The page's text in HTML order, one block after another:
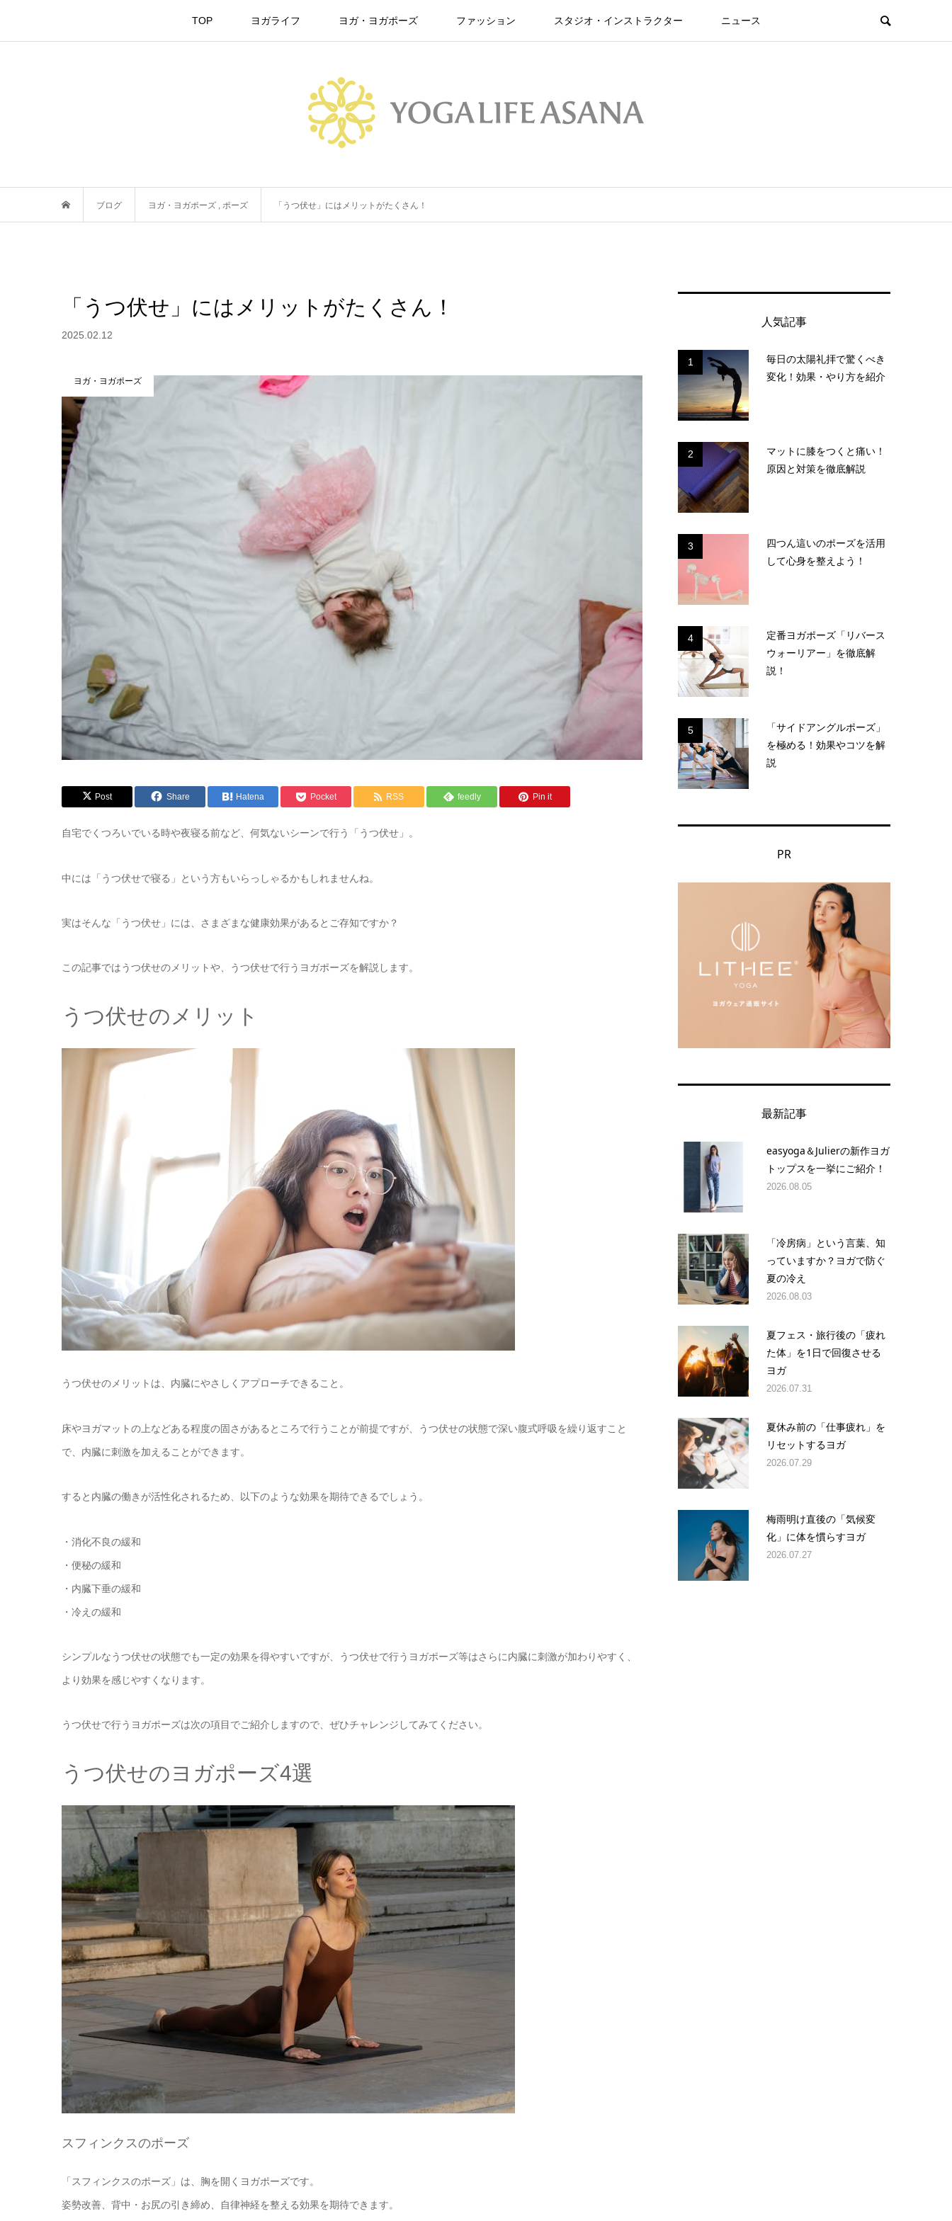
TOP ヨガライフ ヨガ・ヨガポーズ ファッション スタジオ・インストラクター ニュース
ブログ ヨガ・ヨガポーズ , ポーズ 「うつ伏せ」にはメリットがたくさん！
「うつ伏せ」にはメリットがたくさん！
2025.02.12
ヨガ・ヨガポーズ
Post Share Hatena Pocket RSS feedly Pin it
自宅でくつろいでいる時や夜寝る前など、何気ないシーンで行う「うつ伏せ」。
中には「うつ伏せで寝る」という方もいらっしゃるかもしれませんね。
実はそんな「うつ伏せ」には、さまざまな健康効果があるとご存知ですか？
この記事ではうつ伏せのメリットや、うつ伏せで行うヨガポーズを解説します。
うつ伏せのメリット
うつ伏せのメリットは、内臓にやさしくアプローチできること。
床やヨガマットの上などある程度の固さがあるところで行うことが前提ですが、うつ伏せの状態で深い腹式呼吸を繰り返すこと
で、内臓に刺激を加えることができます。
すると内臓の働きが活性化されるため、以下のような効果を期待できるでしょう。
・消化不良の緩和
・便秘の緩和
・内臓下垂の緩和
・冷えの緩和
シンプルなうつ伏せの状態でも一定の効果を得やすいですが、うつ伏せで行うヨガポーズ等はさらに内臓に刺激が加わりやすく、
より効果を感じやすくなります。
うつ伏せで行うヨガポーズは次の項目でご紹介しますので、ぜひチャレンジしてみてください。
うつ伏せのヨガポーズ4選
スフィンクスのポーズ
「スフィンクスのポーズ」は、胸を開くヨガポーズです。
姿勢改善、背中・お尻の引き締め、自律神経を整える効果を期待できます。
人気記事
1
毎日の太陽礼拝で驚くべき
変化！効果・やり方を紹介
2
マットに膝をつくと痛い！
原因と対策を徹底解説
3
四つん這いのポーズを活用
して心身を整えよう！
4
定番ヨガポーズ「リバース
ウォーリアー」を徹底解
説！
5
「サイドアングルポーズ」
を極める！効果やコツを解
説
PR
最新記事
easyoga＆Julierの新作ヨガ
トップスを一挙にご紹介！
2026.08.05
「冷房病」という言葉、知
っていますか？ヨガで防ぐ
夏の冷え
2026.08.03
夏フェス・旅行後の「疲れ
た体」を1日で回復させる
ヨガ
2026.07.31
夏休み前の「仕事疲れ」を
リセットするヨガ
2026.07.29
梅雨明け直後の「気候変
化」に体を慣らすヨガ
2026.07.27